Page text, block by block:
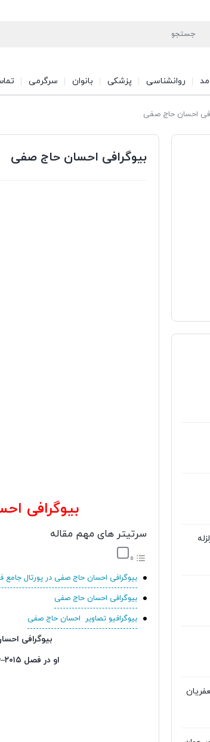
روانشناسی پزشکی بانوان سرگرمی
احسان حاج صفی
بیوگرافی احسان حاج صفی
بیوگرافی
سرتیتر های مهم مقاله
بیوگرافی احسان حاج صفی در پورتال جامع
بیوگرافی احسان حاج صفی
بیوگرافیو تصاویر احسان حاج صفی
بیوگرافی احسان حاج صفی
او در فصل ۲۰۱۵–۲۰۱۶ همراه با باشگاه فوتبال اف‌اس‌وی فرانکفورت به لیگ دسته سوم آلمان لیگا ۳ سقوط کرد.